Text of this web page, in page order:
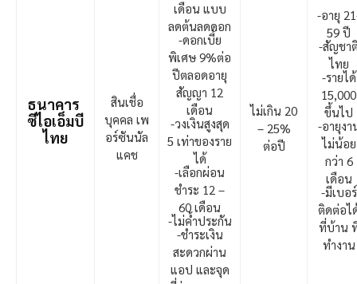
ธนาคาร
ซีไอเอ็มบี
ไทย
สินเชื่อ
บุคคล เพ
อร์ซันนัล
แคช
เดือน แบบ
ลดต้นลดดอก
-ดอกเบี้ย
พิเศษ 9%ต่อ
ปีตลอดอายุ
สัญญา 12
เดือน
-วงเงินสูงสุด
5 เท่าของราย
ได้
-เลือกผ่อน
ชำระ 12 –
60 เดือน
-ไม่ค้ำประกัน
-ชำระเงิน
สะดวกผ่าน
แอป และจุด
ไม่เกิน 20
– 25%
ต่อปี
-อายุ
59 ปี
-สัญชา
ไทย
-รายได้
15,000
ขึ้นไป
-อายุงา
ไม่น้อย
กว่า 6
เดือน
-มีเบอร์
ติดต่อไ
ที่บ้าน
ทำงาน